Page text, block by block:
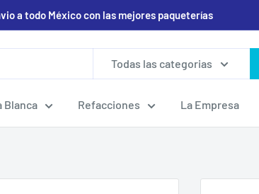
a todo México con las mejores paqueterías
Todas las categorias
Blanca Refacciones La Empresa